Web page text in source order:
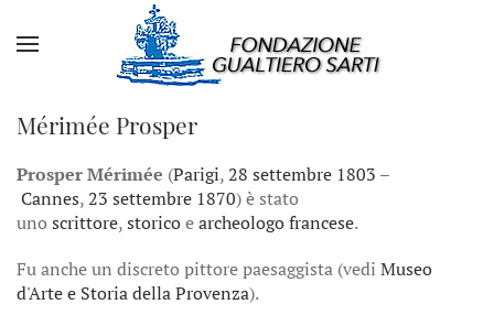
Mérimée Prosper
Prosper Mérimée (Parigi,28 settembre 1803 –
Cannes,23 settembre 1870) è stato
uno scrittore,storicoearcheologofrancese.
Fu anche un discreto pittore paesaggista (vedi Museo
d'Arte e Storia della Provenza).